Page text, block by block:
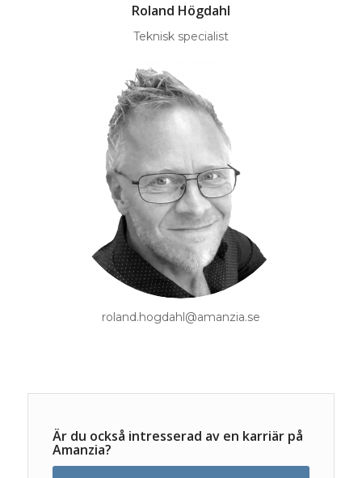
Roland Högdahl
Teknisk specialist
roland.hogdahl@amanzia.se
Är du också intresserad av en karriär på
Amanzia?